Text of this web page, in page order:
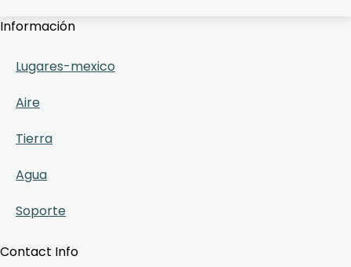
Información
Lugares-mexico
Aire
Tierra
Agua
Soporte
Contact Info